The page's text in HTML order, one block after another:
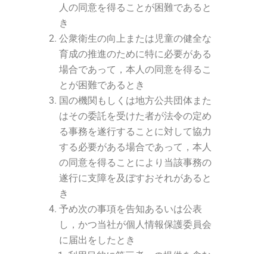
人の同意を得ることが困難であると
き
公衆衛生の向上または児童の健全な
育成の推進のために特に必要がある
場合であって，本人の同意を得るこ
とが困難であるとき
国の機関もしくは地方公共団体また
はその委託を受けた者が法令の定め
る事務を遂行することに対して協力
する必要がある場合であって，本人
の同意を得ることにより当該事務の
遂行に支障を及ぼすおそれがあると
き
予め次の事項を告知あるいは公表
し，かつ当社が個人情報保護委員会
に届出をしたとき